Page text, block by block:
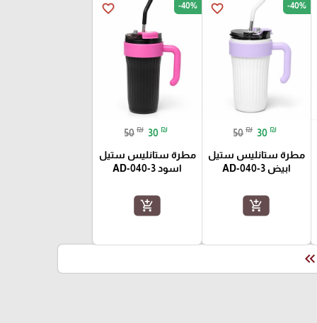
favorite_border -40%
50 ₪ 30 ₪
مطرة ستانليس ستيل
ابيض AD-040-3
add_shopping_cart
favorite_border -40%
50 ₪ 30 ₪
مطرة ستانليس ستيل
اسود AD-040-3
add_shopping_cart
keyboard_double_arrow_left